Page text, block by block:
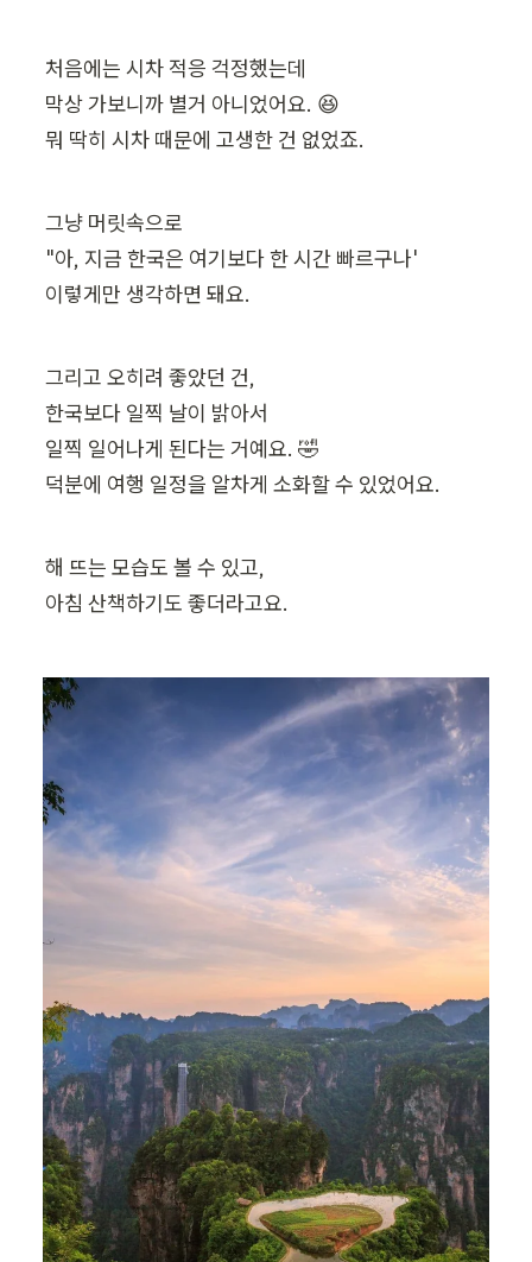
처음에는 시차 적응 걱정했는데
막상 가보니까 별거 아니었어요. 😆
뭐 딱히 시차 때문에 고생한 건 없었죠.
그냥 머릿속으로
"아, 지금 한국은 여기보다 한 시간 빠르구나'
이렇게만 생각하면 돼요.
그리고 오히려 좋았던 건,
한국보다 일찍 날이 밝아서
일찍 일어나게 된다는 거예요. 🤣
덕분에 여행 일정을 알차게 소화할 수 있었어요.
해 뜨는 모습도 볼 수 있고,
아침 산책하기도 좋더라고요.